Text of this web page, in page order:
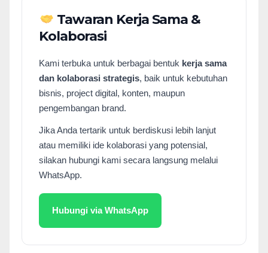
Tawaran Kerja Sama &
Kolaborasi
Kami terbuka untuk berbagai bentuk kerja sama
dan kolaborasi strategis, baik untuk kebutuhan
bisnis, project digital, konten, maupun
pengembangan brand.
Jika Anda tertarik untuk berdiskusi lebih lanjut
atau memiliki ide kolaborasi yang potensial,
silakan hubungi kami secara langsung melalui
WhatsApp.
Hubungi via WhatsApp